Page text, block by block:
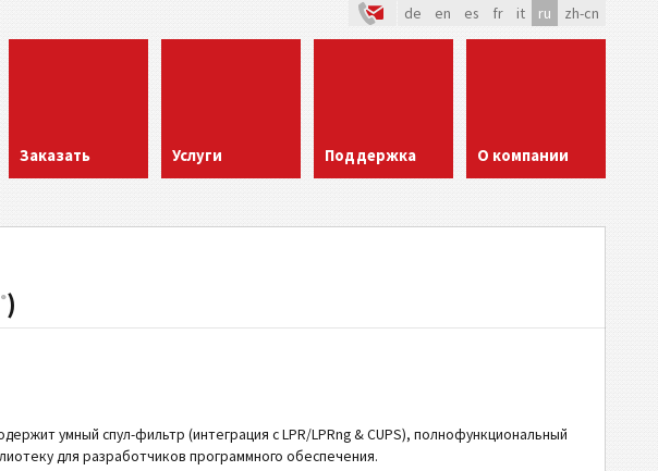
de en es fr it ru zh-cn
Заказать Услуги Поддержка О компании
®)
умный спул-фильтр (интеграция c LPR/LPRng & CUPS), полнофункциональный
для разработчиков программного обеспечения.